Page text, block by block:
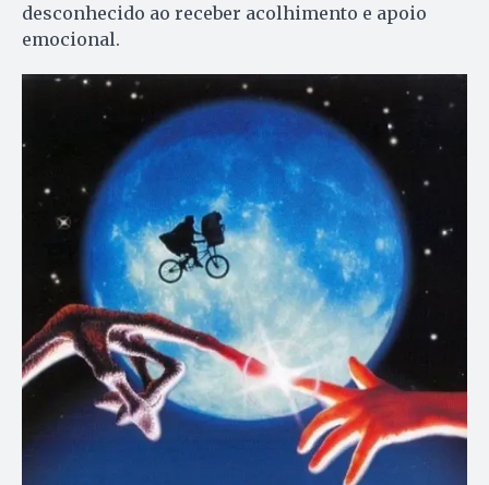
desconhecido ao receber acolhimento e apoio
emocional.